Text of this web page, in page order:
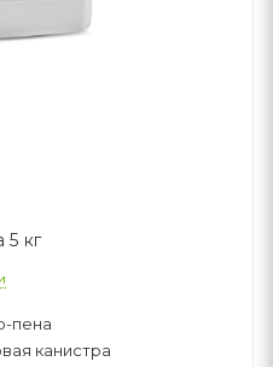
5 кг
пена
канистра